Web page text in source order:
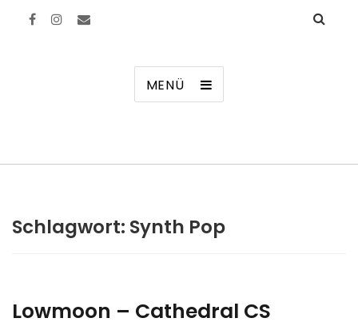
MENÜ
Schlagwort: Synth Pop
Lowmoon – Cathedral CS